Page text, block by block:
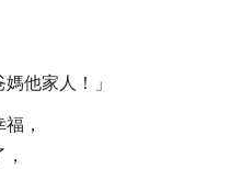
他家人！」
，